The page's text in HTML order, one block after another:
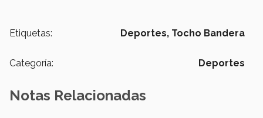
Etiquetas: Deportes, Tocho Bandera
Categoría: Deportes
Notas Relacionadas